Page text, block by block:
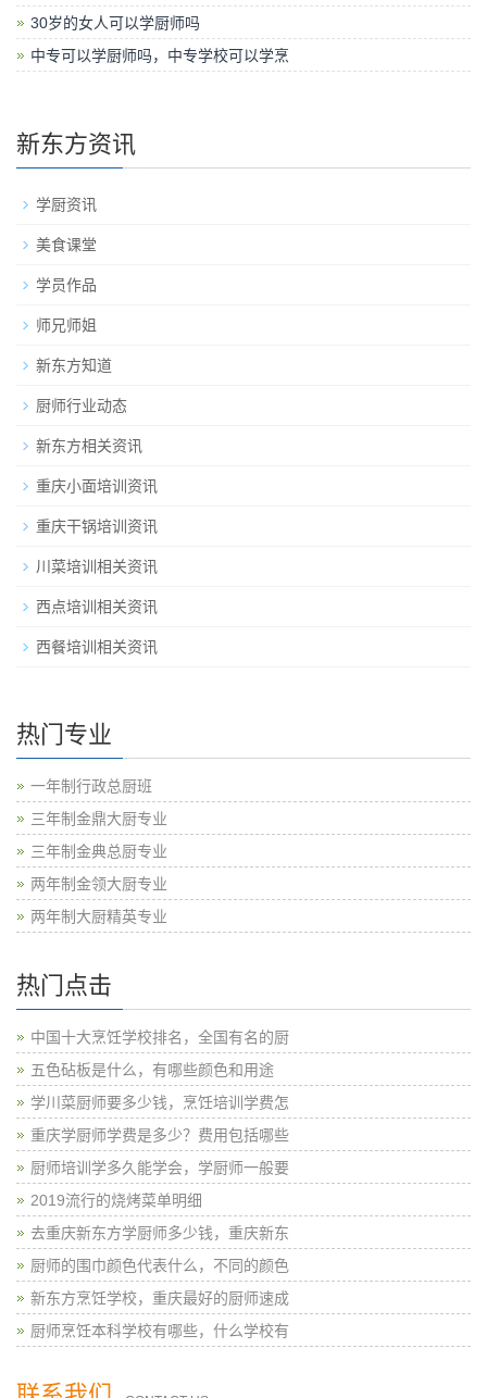
30岁的女人可以学厨师吗
中专可以学厨师吗，中专学校可以学烹
新东方资讯
学厨资讯
美食课堂
学员作品
师兄师姐
新东方知道
厨师行业动态
新东方相关资讯
重庆小面培训资讯
重庆干锅培训资讯
川菜培训相关资讯
西点培训相关资讯
西餐培训相关资讯
热门专业
一年制行政总厨班
三年制金鼎大厨专业
三年制金典总厨专业
两年制金领大厨专业
两年制大厨精英专业
热门点击
中国十大烹饪学校排名，全国有名的厨
五色砧板是什么，有哪些颜色和用途
学川菜厨师要多少钱，烹饪培训学费怎
重庆学厨师学费是多少？费用包括哪些
厨师培训学多久能学会，学厨师一般要
2019流行的烧烤菜单明细
去重庆新东方学厨师多少钱，重庆新东
厨师的围巾颜色代表什么，不同的颜色
新东方烹饪学校，重庆最好的厨师速成
厨师烹饪本科学校有哪些，什么学校有